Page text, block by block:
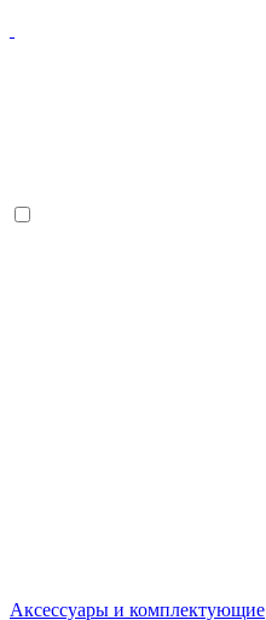
Аксессуары и комплектующие